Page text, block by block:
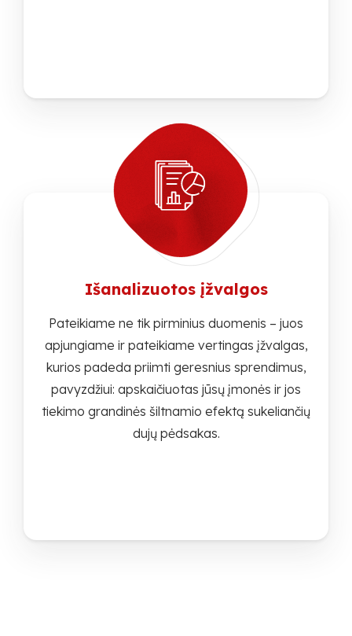
Išanalizuotos įžvalgos
Pateikiame ne tik pirminius duomenis – juos
apjungiame ir pateikiame vertingas įžvalgas,
kurios padeda priimti geresnius sprendimus,
pavyzdžiui: apskaičiuotas jūsų įmonės ir jos
tiekimo grandinės šiltnamio efektą sukeliančių
dujų pėdsakas.